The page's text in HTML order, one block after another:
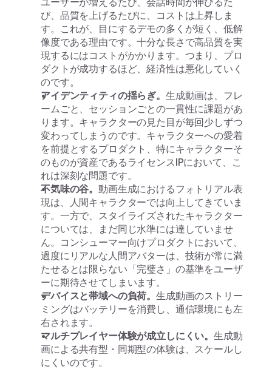
び、品質を上げるたびに、コストは上昇しま
す。これが、目にするデモの多くが短く、低解
像度である理由です。十分な長さで高品質を実
現するにはコストがかかります。つまり、プロ
ダクトが成功するほど、経済性は悪化していく
のです。
アイデンティティの揺らぎ。 生成動画は、フレ
ームごと、セッションごとの一貫性に課題があ
ります。キャラクターの見た目が毎回少しずつ
変わってしまうのです。キャラクターへの愛着
を前提とするプロダクト、特にキャラクターそ
のものが資産であるライセンスIPにおいて、こ
れは深刻な問題です。
不気味の谷。動画生成におけるフォトリアル表
現は、人間キャラクターでは向上してきていま
す。一方で、スタイライズされたキャラクター
については、まだ同じ水準には達していませ
ん。コンシューマー向けプロダクトにおいて、
過度にリアルな人間アバターは、技術が常に満
たせるとは限らない「完璧さ」の基準をユーザ
ーに期待させてしまいます。
デバイスと帯域への負荷。生成動画のストリー
ミングはバッテリーを消費し、通信環境にも左
右されます。
マルチプレイヤー体験が成立しにくい。生成動
画による共有型・同期型の体験は、スケールし
にくいのです。